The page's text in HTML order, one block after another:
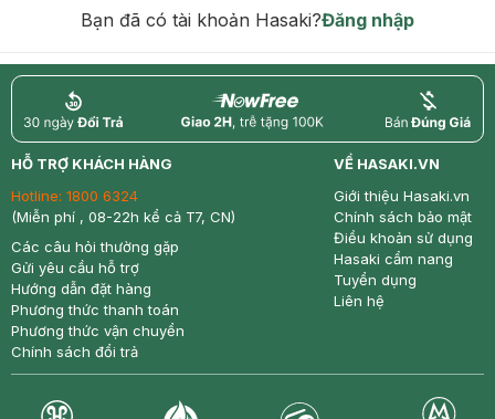
Bạn đã có tài khoản Hasaki?Đăng nhập
return nowfree price
HỖ TRỢ KHÁCH HÀNG
Hotline: 1800 6324
(Miễn phí , 08-22h kể cả T7, CN)
Các câu hỏi thường gặp
Gửi yêu cầu hỗ trợ
Hướng dẫn đặt hàng
Phương thức thanh toán
Phương thức vận chuyển
Chính sách đổi trả
VỀ HASAKI.VN
Giới thiệu Hasaki.vn
Chính sách bảo mật
Điều khoản sử dụng
Hasaki cẩm nang
Tuyển dụng
Liên hệ